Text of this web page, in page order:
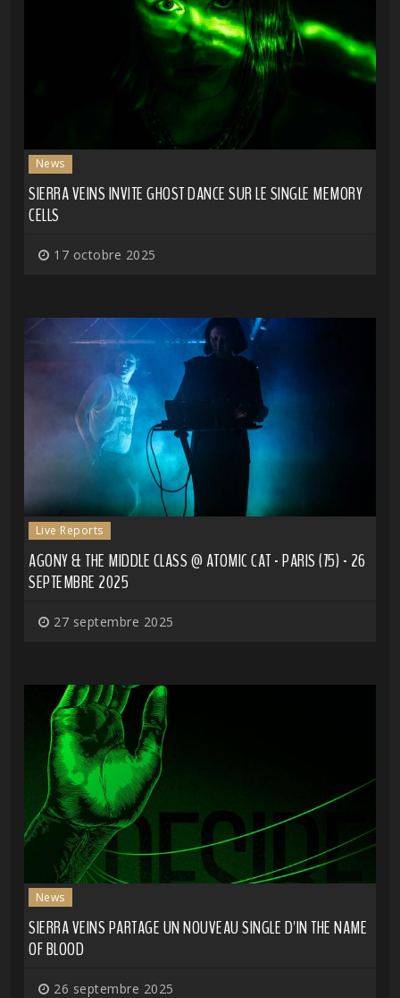
News
SIERRA VEINS INVITE GHOST DANCE SUR LE SINGLE MEMORY
CELLS
17 octobre 2025
Live Reports
AGONY & THE MIDDLE CLASS @ ATOMIC CAT - PARIS (75) - 26
SEPTEMBRE 2025
27 septembre 2025
News
SIERRA VEINS PARTAGE UN NOUVEAU SINGLE D'IN THE NAME
OF BLOOD
26 septembre 2025